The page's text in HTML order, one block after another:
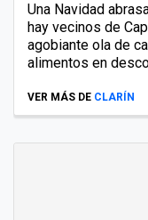
Una Navidad
hay vecinos de
agobiante ola de
alimentos en
VER MÁS DE CLARÍN